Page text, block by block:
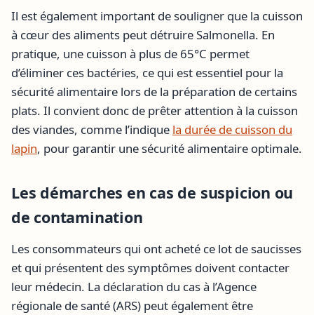
Il est également important de souligner que la cuisson
à cœur des aliments peut détruire Salmonella. En
pratique, une cuisson à plus de 65°C permet
d’éliminer ces bactéries, ce qui est essentiel pour la
sécurité alimentaire lors de la préparation de certains
plats. Il convient donc de prêter attention à la cuisson
des viandes, comme l’indique la durée de cuisson du
lapin, pour garantir une sécurité alimentaire optimale.
Les démarches en cas de suspicion ou
de contamination
Les consommateurs qui ont acheté ce lot de saucisses
et qui présentent des symptômes doivent contacter
leur médecin. La déclaration du cas à l’Agence
régionale de santé (ARS) peut également être